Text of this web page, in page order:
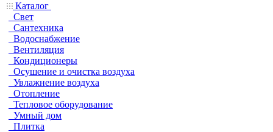
Каталог
Свет
Сантехника
Водоснабжение
Вентиляция
Кондиционеры
Осушение и очистка воздуха
Увлажнение воздуха
Отопление
Тепловое оборудование
Умный дом
Плитка